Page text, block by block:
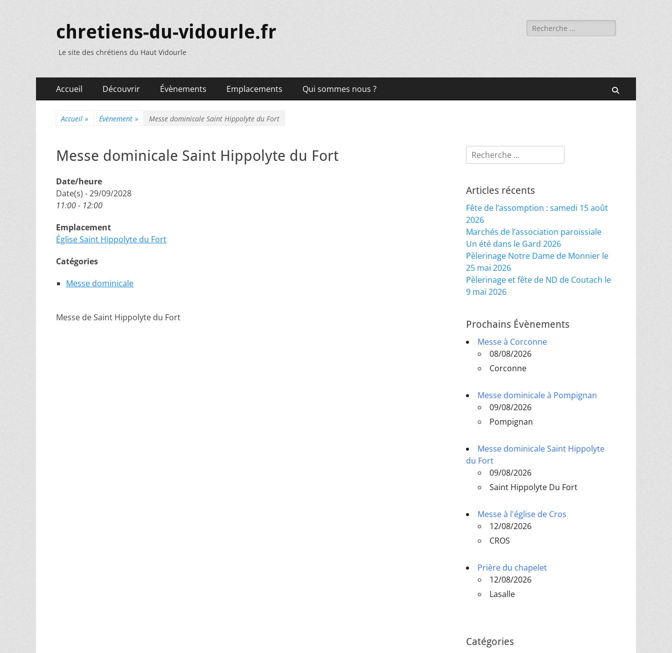
chretiens-du-vidourle.fr
Le site des chrétiens du Haut Vidourle
Rechercher :
Menu
principal
Accueil Découvrir Évènements Emplacements Qui sommes nous ?
Accueil » Évènement » Messe dominicale Saint Hippolyte du Fort
Messe dominicale Saint Hippolyte du Fort
Date/heure
Date(s) - 29/09/2028
11:00 - 12:00
Emplacement
Église Saint Hippolyte du Fort
Catégories
Messe dominicale
Messe de Saint Hippolyte du Fort
Rechercher :
Articles récents
Fête de l’assomption : samedi 15 août
2026
Marchés de l’association paroissiale
Un été dans le Gard 2026
Pèlerinage Notre Dame de Monnier le
25 mai 2026
Pèlerinage et fête de ND de Coutach le
9 mai 2026
Prochains Évènements
Messe à Corconne
08/08/2026
Corconne
Messe dominicale à Pompignan
09/08/2026
Pompignan
Messe dominicale Saint Hippolyte
du Fort
09/08/2026
Saint Hippolyte Du Fort
Messe à l'église de Cros
12/08/2026
CROS
Prière du chapelet
12/08/2026
Lasalle
Catégories